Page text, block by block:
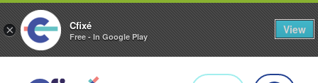
× Cfixé
Free - In Google Play
View